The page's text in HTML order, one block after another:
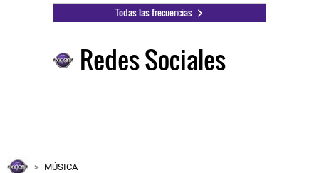
Todas las frecuencias
Redes Sociales
MÚSICA